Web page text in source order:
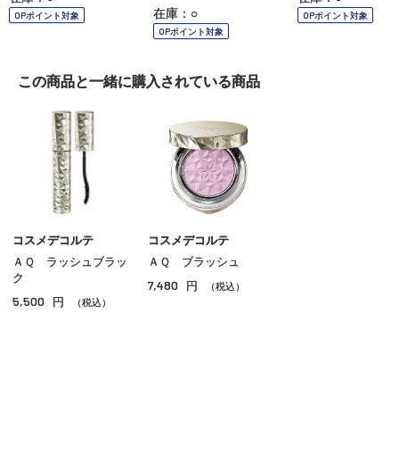
OPポイント対象 在庫：○
OPポイント対象
OPポイント対象
この商品と一緒に購入されている商品
コスメデコルテ
ＡＱ ラッシュブラッ
ク
5,500 円 （税込）
コスメデコルテ
ＡＱ ブラッシュ
7,480 円 （税込）